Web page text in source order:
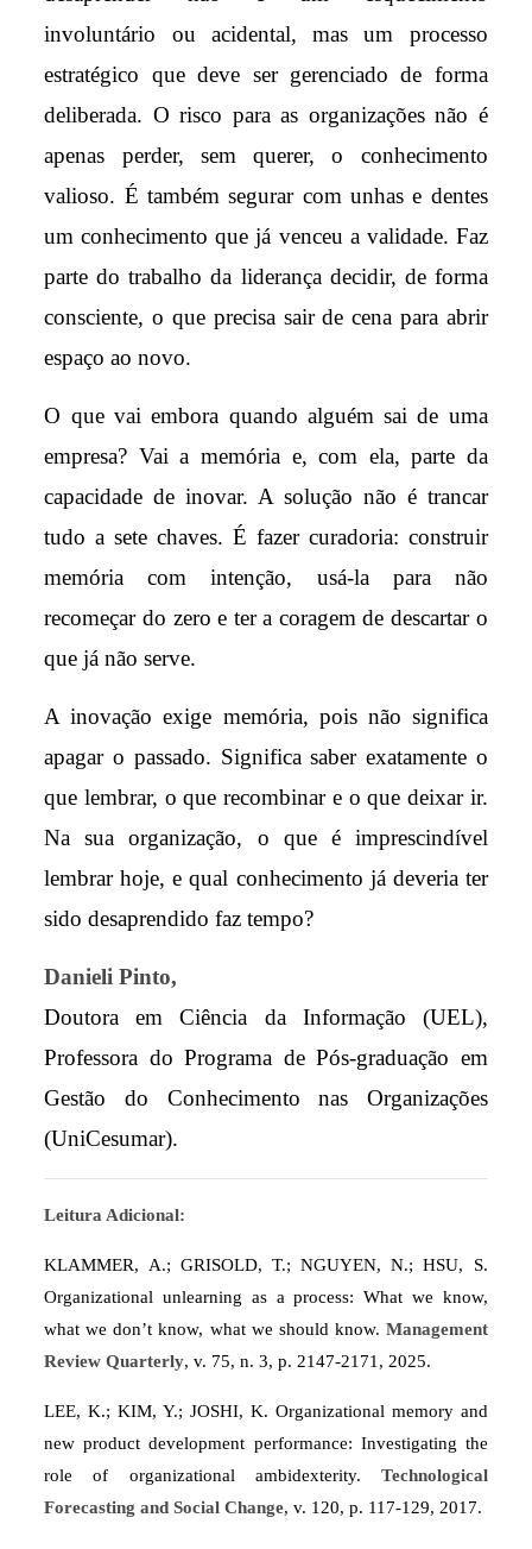
involuntário ou acidental, mas um processo
estratégico que deve ser gerenciado de forma
deliberada. O risco para as organizações não é
apenas perder, sem querer, o conhecimento
valioso. É também segurar com unhas e dentes
um conhecimento que já venceu a validade. Faz
parte do trabalho da liderança decidir, de forma
consciente, o que precisa sair de cena para abrir
espaço ao novo.
O que vai embora quando alguém sai de uma
empresa? Vai a memória e, com ela, parte da
capacidade de inovar. A solução não é trancar
tudo a sete chaves. É fazer curadoria: construir
memória com intenção, usá-la para não
recomeçar do zero e ter a coragem de descartar o
que já não serve.
A inovação exige memória, pois não significa
apagar o passado. Significa saber exatamente o
que lembrar, o que recombinar e o que deixar ir.
Na sua organização, o que é imprescindível
lembrar hoje, e qual conhecimento já deveria ter
sido desaprendido faz tempo?
Danieli Pinto,
Doutora em Ciência da Informação (UEL),
Professora do Programa de Pós-graduação em
Gestão do Conhecimento nas Organizações
(UniCesumar).
Leitura Adicional:
KLAMMER, A.; GRISOLD, T.; NGUYEN, N.; HSU, S.
Organizational unlearning as a process: What we know,
what we don’t know, what we should know. Management
Review Quarterly, v. 75, n. 3, p. 2147-2171, 2025.
LEE, K.; KIM, Y.; JOSHI, K. Organizational memory and
new product development performance: Investigating the
role of organizational ambidexterity. Technological
Forecasting and Social Change, v. 120, p. 117-129, 2017.